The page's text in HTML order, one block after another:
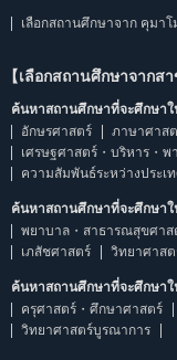
เลือกสถานศึกษาจาก คุมา
【เลือกสถานศึกษาจากสา
ค้นหาสถานศึกษาที่จะศึกษา
อักษรศาสตร์
ภาษาศาส
เศรษฐศาสตร์・บริหาร・
ความสัมพันธ์ระหว่างประเ
ค้นหาสถานศึกษาที่จะศึกษา
พยาบาล・สาธารณสุขศาส
เภสัชศาสตร์
วิทยาศาสต
ค้นหาสถานศึกษาที่จะศึกษา
ครุศาสตร์・ศึกษาศาสตร์
วิทยาศาสตร์บูรณาการ